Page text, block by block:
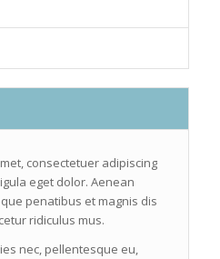
consectetuer adipiscing
eget dolor. Aenean
penatibus et magnis dis
ridiculus mus.
nec, pellentesque eu,